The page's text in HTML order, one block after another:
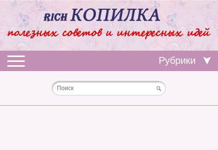
Рубрики